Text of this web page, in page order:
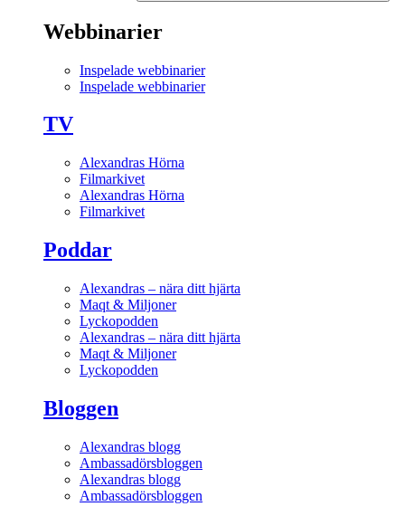
Webbinarier
Inspelade webbinarier
Inspelade webbinarier
TV
Alexandras Hörna
Filmarkivet
Alexandras Hörna
Filmarkivet
Poddar
Alexandras – nära ditt hjärta
Maqt & Miljoner
Lyckopodden
Alexandras – nära ditt hjärta
Maqt & Miljoner
Lyckopodden
Bloggen
Alexandras blogg
Ambassadörsbloggen
Alexandras blogg
Ambassadörsbloggen